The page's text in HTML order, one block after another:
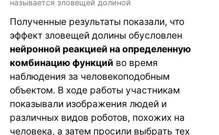
называется зловещей долиной
Полученные результаты показали, что
эффект зловещей долины обусловлен
нейронной реакцией на определенную
комбинацию функций во время
наблюдения за человекоподобным
объектом. В ходе работы участникам
показывали изображения людей и
различных видов роботов, похожих на
человека, а затем просили выбрать тех